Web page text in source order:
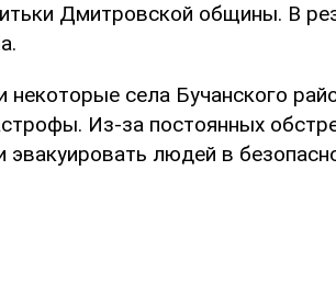
Дмитровской общины. В
некоторые села Бучанского
Из-за постоянных
людей в